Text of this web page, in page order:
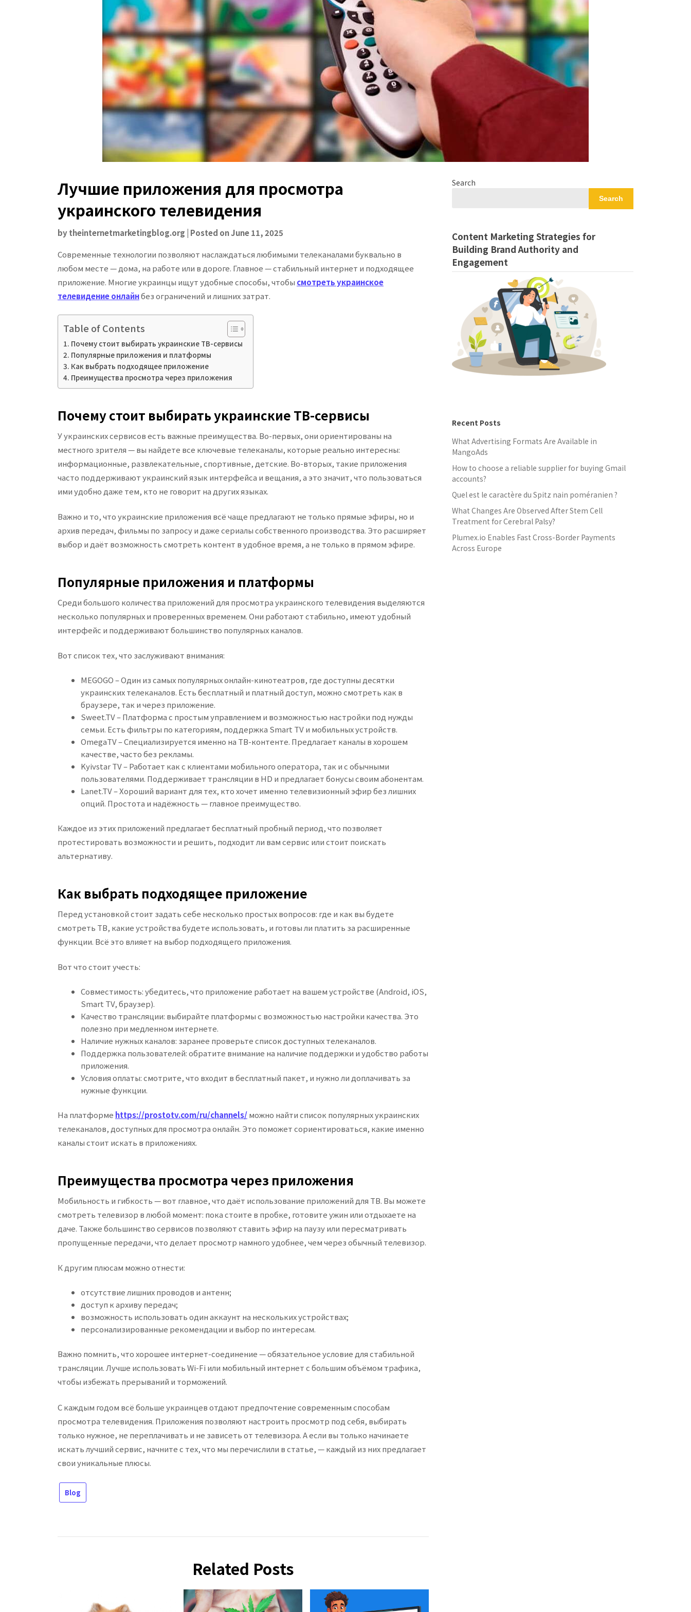
Лучшие приложения для просмотра
украинского телевидения
bytheinternetmarketingblog.org Posted onJune 11, 2025
Современные технологии позволяют наслаждаться любимыми телеканалами буквально в
любом месте — дома, на работе или в дороге. Главное — стабильный интернет и подходящее
приложение. Многие украинцы ищут удобные способы, чтобы смотреть украинское
телевидение онлайнбез ограничений и лишних затрат.
Table of Contents
Почему стоит выбирать украинские ТВ-сервисы
Популярные приложения и платформы
Как выбрать подходящее приложение
Преимущества просмотра через приложения
Почему стоит выбирать украинские ТВ-сервисы
У украинских сервисов есть важные преимущества. Во-первых, они ориентированы на
местного зрителя — вы найдете все ключевые телеканалы, которые реально интересны:
информационные, развлекательные, спортивные, детские. Во-вторых, такие приложения
часто поддерживают украинский язык интерфейса и вещания, а это значит, что пользоваться
ими удобно даже тем, кто не говорит на других языках.
Важно и то, что украинские приложения всё чаще предлагают не только прямые эфиры, но и
архив передач, фильмы по запросу и даже сериалы собственного производства. Это расширяет
выбор и даёт возможность смотреть контент в удобное время, а не только в прямом эфире.
Популярные приложения и платформы
Среди большого количества приложений для просмотра украинского телевидения выделяются
несколько популярных и проверенных временем. Они работают стабильно, имеют удобный
интерфейс и поддерживают большинство популярных каналов.
Вот список тех, что заслуживают внимания:
MEGOGO – Один из самых популярных онлайн-кинотеатров, где доступны десятки
украинских телеканалов. Есть бесплатный и платный доступ, можно смотреть как в
браузере, так и через приложение.
Sweet.TV – Платформа с простым управлением и возможностью настройки под нужды
семьи. Есть фильтры по категориям, поддержка Smart TV и мобильных устройств.
OmegaTV – Специализируется именно на ТВ-контенте. Предлагает каналы в хорошем
качестве, часто без рекламы.
Kyivstar TV – Работает как с клиентами мобильного оператора, так и с обычными
пользователями. Поддерживает трансляции в HD и предлагает бонусы своим абонентам.
Lanet.TV – Хороший вариант для тех, кто хочет именно телевизионный эфир без лишних
опций. Простота и надёжность — главное преимущество.
Каждое из этих приложений предлагает бесплатный пробный период, что позволяет
протестировать возможности и решить, подходит ли вам сервис или стоит поискать
альтернативу.
Как выбрать подходящее приложение
Перед установкой стоит задать себе несколько простых вопросов: где и как вы будете
смотреть ТВ, какие устройства будете использовать, и готовы ли платить за расширенные
функции. Всё это влияет на выбор подходящего приложения.
Вот что стоит учесть:
Совместимость: убедитесь, что приложение работает на вашем устройстве (Android, iOS,
Smart TV, браузер).
Качество трансляции: выбирайте платформы с возможностью настройки качества. Это
полезно при медленном интернете.
Наличие нужных каналов: заранее проверьте список доступных телеканалов.
Поддержка пользователей: обратите внимание на наличие поддержки и удобство работы
приложения.
Условия оплаты: смотрите, что входит в бесплатный пакет, и нужно ли доплачивать за
нужные функции.
На платформе https://prostotv.com/ru/channels/можно найти список популярных украинских
телеканалов, доступных для просмотра онлайн. Это поможет сориентироваться, какие именно
каналы стоит искать в приложениях.
Преимущества просмотра через приложения
Мобильность и гибкость — вот главное, что даёт использование приложений для ТВ. Вы можете
смотреть телевизор в любой момент: пока стоите в пробке, готовите ужин или отдыхаете на
даче. Также большинство сервисов позволяют ставить эфир на паузу или пересматривать
пропущенные передачи, что делает просмотр намного удобнее, чем через обычный телевизор.
К другим плюсам можно отнести:
отсутствие лишних проводов и антенн;
доступ к архиву передач;
возможность использовать один аккаунт на нескольких устройствах;
персонализированные рекомендации и выбор по интересам.
Важно помнить, что хорошее интернет-соединение — обязательное условие для стабильной
трансляции. Лучше использовать Wi-Fi или мобильный интернет с большим объёмом трафика,
чтобы избежать прерываний и торможений.
С каждым годом всё больше украинцев отдают предпочтение современным способам
просмотра телевидения. Приложения позволяют настроить просмотр под себя, выбирать
только нужное, не переплачивать и не зависеть от телевизора. А если вы только начинаете
искать лучший сервис, начните с тех, что мы перечислили в статье, — каждый из них предлагает
свои уникальные плюсы.
Blog
Related Posts
Search
Search
Content Marketing Strategies for
Building Brand Authority and
Engagement
Recent Posts
What Advertising Formats Are Available in
MangoAds
How to choose a reliable supplier for buying Gmail
accounts?
Quel est le caractère du Spitz nain poméranien ?
What Changes Are Observed After Stem Cell
Treatment for Cerebral Palsy?
Plumex.io Enables Fast Cross-Border Payments
Across Europe